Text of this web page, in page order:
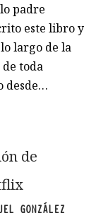
padre
este libro y
largo de la
toda
desde…
de
GONZÁLEZ